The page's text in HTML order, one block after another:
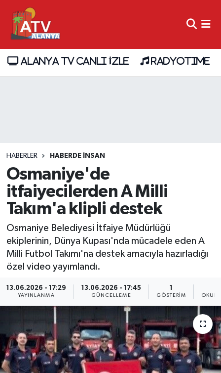
ALANYA TV CANLI İZLE RADYOTIME
HABERLER HABERDE INSAN
Osmaniye'de
itfaiyecilerden A Milli
Takım'a klipli destek
Osmaniye Belediyesi İtfaiye Müdürlüğü
ekiplerinin, Dünya Kupası'nda mücadele eden A
Milli Futbol Takımı'na destek amacıyla hazırladığı
özel video yayımlandı.
13.06.2026 - 17:29
YAYINLANMA
13.06.2026 - 17:45
GÜNCELLEME
1
GÖSTERIM